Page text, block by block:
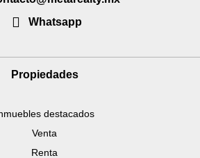
Whatsapp
Propiedades
destacados
Venta
Renta